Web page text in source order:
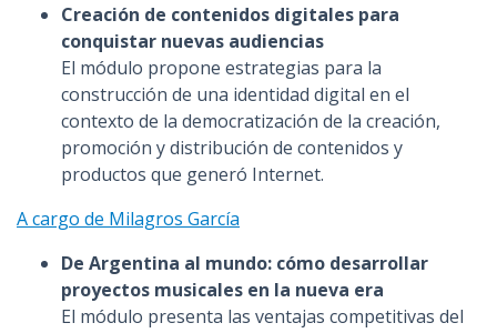
Creación de contenidos digitales para
conquistar nuevas audiencias
El módulo propone estrategias para la
construcción de una identidad digital en el
contexto de la democratización de la creación,
promoción y distribución de contenidos y
productos que generó Internet.
A cargo de Milagros García
De Argentina al mundo: cómo desarrollar
proyectos musicales en la nueva era
El módulo presenta las ventajas competitivas del